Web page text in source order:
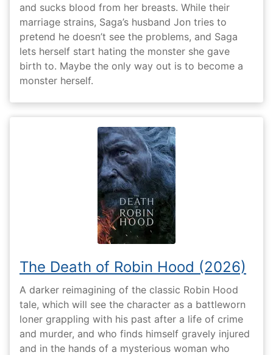
and sucks blood from her breasts. While their
marriage strains, Saga’s husband Jon tries to
pretend he doesn’t see the problems, and Saga
lets herself start hating the monster she gave
birth to. Maybe the only way out is to become a
monster herself.
The Death of Robin Hood (2026)
A darker reimagining of the classic Robin Hood
tale, which will see the character as a battleworn
loner grappling with his past after a life of crime
and murder, and who finds himself gravely injured
and in the hands of a mysterious woman who